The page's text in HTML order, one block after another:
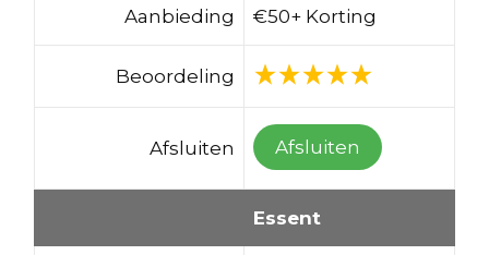
Aanbieding €50+ Korting
Beoordeling
Afsluiten Afsluiten
Essent